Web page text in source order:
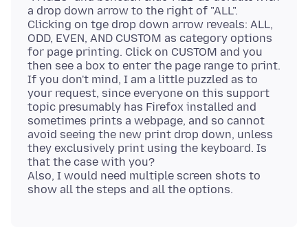
a drop down arrow to the right of "ALL".
Clicking on tge drop down arrow reveals: ALL,
ODD, EVEN, AND CUSTOM as category options
for page printing. Click on CUSTOM and you
then see a box to enter the page range to print.
If you don't mind, I am a little puzzled as to
your request, since everyone on this support
topic presumably has Firefox installed and
sometimes prints a webpage, and so cannot
avoid seeing the new print drop down, unless
they exclusively print using the keyboard. Is
that the case with you?
Also, I would need multiple screen shots to